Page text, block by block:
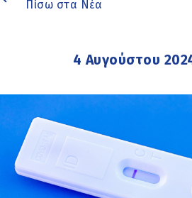
Πίσω στα Νέα
4 Αυγούστου